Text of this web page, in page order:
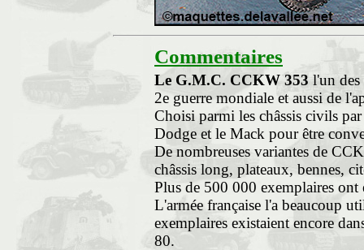
Commentaires
Le G.M.C. CCKW 353 l'un des
2e guerre mondiale et aussi de
Choisi parmi les châssis civils
Dodge et le Mack pour être
De nombreuses variantes de
châssis long, plateaux, bennes,
Plus de 500 000 exemplaires
L'armée française l'a beaucoup
exemplaires existaient encore
80.